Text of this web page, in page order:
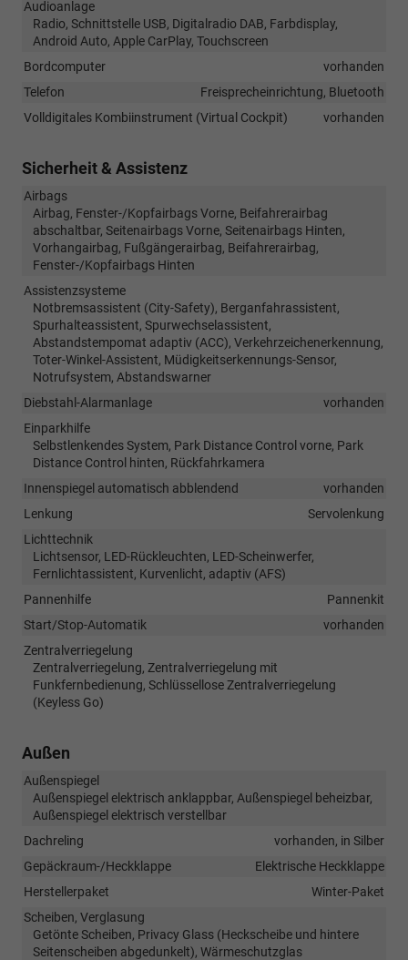
Audioanlage
Radio, Schnittstelle USB, Digitalradio DAB, Farbdisplay,
Android Auto, Apple CarPlay, Touchscreen
Bordcomputer
vorhanden
Telefon
Freisprecheinrichtung, Bluetooth
Volldigitales Kombiinstrument (Virtual Cockpit)
vorhanden
Sicherheit & Assistenz
Airbags
Airbag, Fenster-/Kopfairbags Vorne, Beifahrerairbag
abschaltbar, Seitenairbags Vorne, Seitenairbags Hinten,
Vorhangairbag, Fußgängerairbag, Beifahrerairbag,
Fenster-/Kopfairbags Hinten
Assistenzsysteme
Notbremsassistent (City-Safety), Berganfahrassistent,
Spurhalteassistent, Spurwechselassistent,
Abstandstempomat adaptiv (ACC), Verkehrzeichenerkennung,
Toter-Winkel-Assistent, Müdigkeitserkennungs-Sensor,
Notrufsystem, Abstandswarner
Diebstahl-Alarmanlage
vorhanden
Einparkhilfe
Selbstlenkendes System, Park Distance Control vorne, Park
Distance Control hinten, Rückfahrkamera
Innenspiegel automatisch abblendend
vorhanden
Lenkung
Servolenkung
Lichttechnik
Lichtsensor, LED-Rückleuchten, LED-Scheinwerfer,
Fernlichtassistent, Kurvenlicht, adaptiv (AFS)
Pannenhilfe
Pannenkit
Start/Stop-Automatik
vorhanden
Zentralverriegelung
Zentralverriegelung, Zentralverriegelung mit
Funkfernbedienung, Schlüssellose Zentralverriegelung
(Keyless Go)
Außen
Außenspiegel
Außenspiegel elektrisch anklappbar, Außenspiegel beheizbar,
Außenspiegel elektrisch verstellbar
Dachreling
vorhanden, in Silber
Gepäckraum-/Heckklappe
Elektrische Heckklappe
Herstellerpaket
Winter-Paket
Scheiben, Verglasung
Getönte Scheiben, Privacy Glass (Heckscheibe und hintere
Seitenscheiben abgedunkelt), Wärmeschutzglas